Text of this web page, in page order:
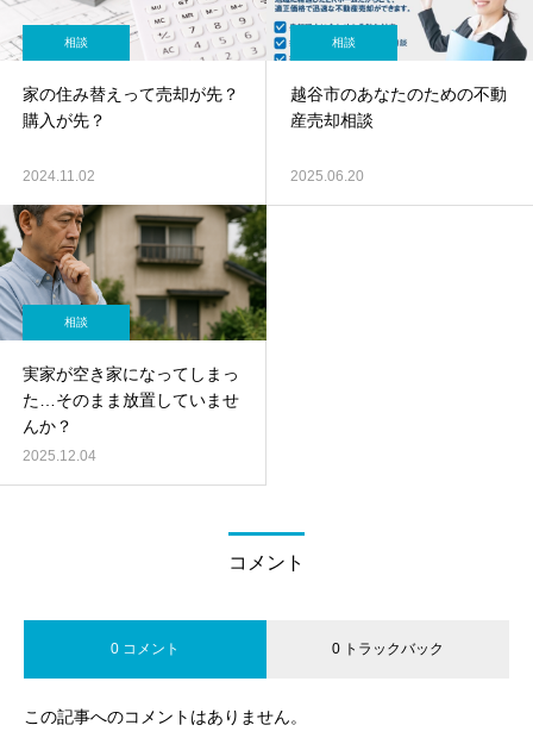
相談
家の住み替えって売却が先？
購入が先？
2024.11.02
相談
越谷市のあなたのための不動
産売却相談
2025.06.20
相談
実家が空き家になってしまっ
た…そのまま放置していませ
んか？
2025.12.04
コメント
0 コメント 0 トラックバック
この記事へのコメントはありません。